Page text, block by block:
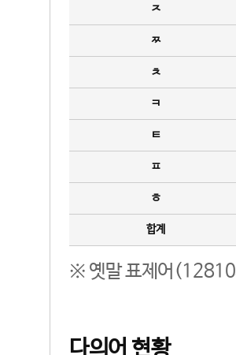
ㅈ
ㅉ
ㅊ
ㅋ
ㅌ
ㅍ
ㅎ
합계
※ 옛말 표제어(12810
다의어 현황